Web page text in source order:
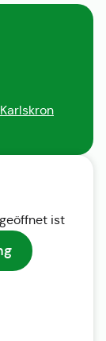
ist